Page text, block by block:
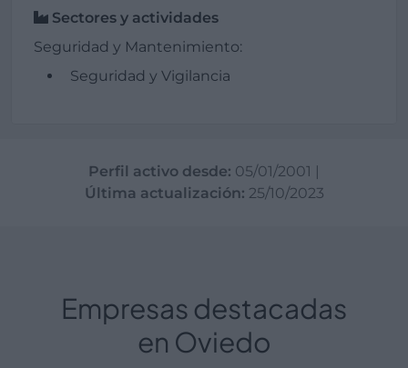
Sectores y actividades
Seguridad y Mantenimiento:
Seguridad y Vigilancia
Perfil activo desde: 05/01/2001 |
Última actualización: 25/10/2023
Empresas destacadas
en Oviedo